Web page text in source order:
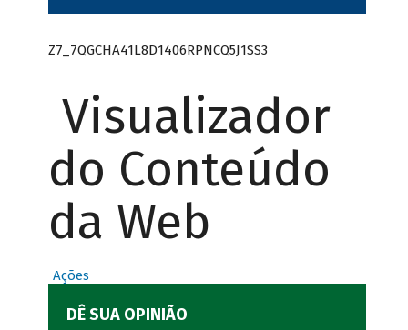
Z7_7QGCHA41L8D1406RPNCQ5J1SS3
Visualizador
do Conteúdo
da Web
Ações
DÊ SUA OPINIÃO